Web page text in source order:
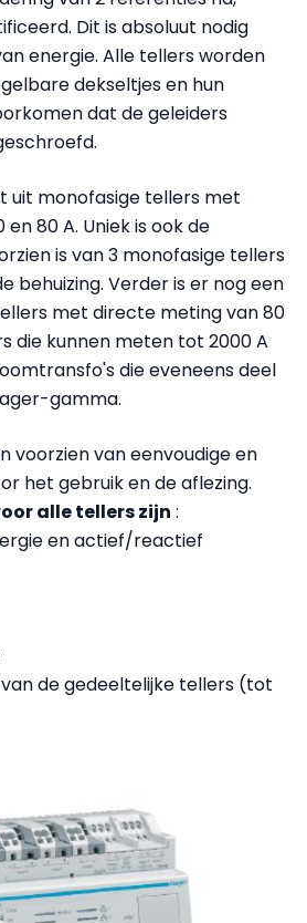
Dit is absoluut nodig
energie. Alle tellers worden
dekseltjes en hun
dat de geleiders
uit monofasige tellers met
80 A. Uniek is ook de
is van 3 monofasige tellers
behuizing. Verder is er nog een
met directe meting van 80
die kunnen meten tot 2000 A
die eveneens deel
gamma.
voorzien van eenvoudige en
het gebruik en de aflezing.
alle tellers zijn :
en actief/reactief
de gedeeltelijke tellers (tot